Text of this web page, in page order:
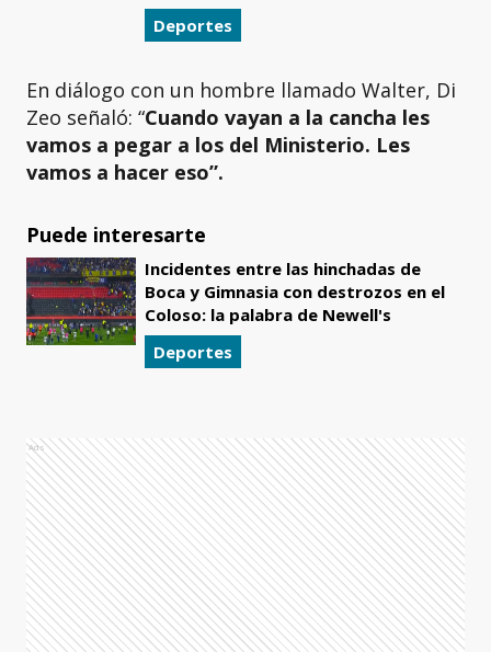
Deportes
En diálogo con un hombre llamado Walter, Di
Zeo señaló: “Cuando vayan a la cancha les
vamos a pegar a los del Ministerio. Les
vamos a hacer eso”.
Puede interesarte
Incidentes entre las hinchadas de
Boca y Gimnasia con destrozos en el
Coloso: la palabra de Newell's
Deportes
Ads